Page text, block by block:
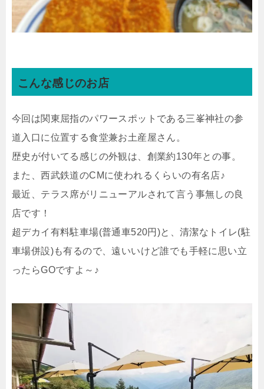
こんな感じのお店
今回は関東屈指のパワースポットである三峯神社の参
道入口に位置する食堂兼お土産屋さん。
歴史が付いてる感じの外観は、創業約130年との事。
また、西武鉄道のCMに使われるくらいの有名店♪
最近、テラス席がリニューアルされて言う事無しの良
店です！
超デカイ有料駐車場(普通車520円)と、清潔なトイレ(駐
車場併設)も有るので、遠いいけど誰でも手軽に思い立
ったらGOですよ～♪